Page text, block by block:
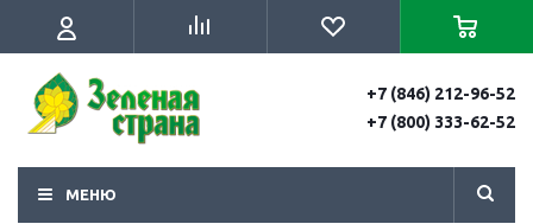
+7 (846) 212-96-52
+7 (800) 333-62-52
МЕНЮ